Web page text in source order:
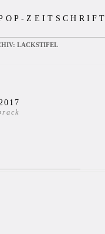
ZEITSCHRIFT
LACKSTIFEL